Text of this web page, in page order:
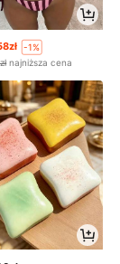
-1%
najniższa cena